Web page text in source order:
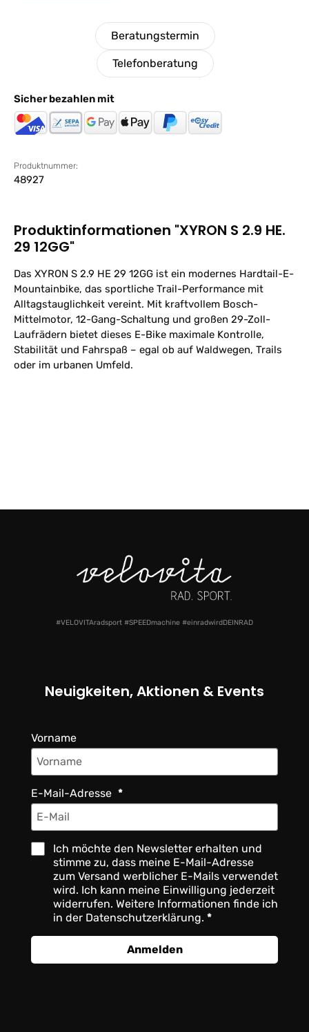
Beratungstermin
Telefonberatung
Sicher bezahlen mit
Produktnummer:
48927
Produktinformationen "XYRON S 2.9 HE.
29 12GG"
Das XYRON S 2.9 HE 29 12GG ist ein modernes Hardtail-E-
Mountainbike, das sportliche Trail-Performance mit
Alltagstauglichkeit vereint. Mit kraftvollem Bosch-
Mittelmotor, 12-Gang-Schaltung und großen 29-Zoll-
Laufrädern bietet dieses E-Bike maximale Kontrolle,
Stabilität und Fahrspaß – egal ob auf Waldwegen, Trails
oder im urbanen Umfeld.
#VELOVITAradsport #SPEEDmachine #einradwirdDEINRAD
Neuigkeiten, Aktionen & Events
Vorname
E-Mail-Adresse
Ich möchte den Newsletter erhalten und
stimme zu, dass meine E-Mail-Adresse
zum Versand werblicher E-Mails verwendet
wird. Ich kann meine Einwilligung jederzeit
widerrufen. Weitere Informationen finde ich
in der Datenschutzerklärung.
Anmelden